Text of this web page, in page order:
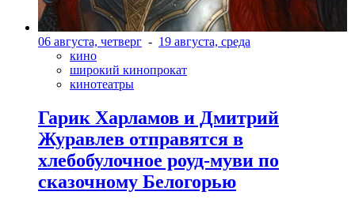
06 августа, четверг - 19 августа, среда
кино
широкий кинопрокат
кинотеатры
Гарик Харламов и Дмитрий
Журавлев отправятся в
хлебобулочное роуд-муви по
сказочному Белогорью